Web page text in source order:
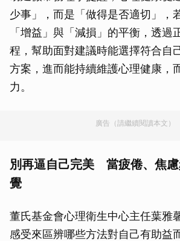
少事」，而是「做得是否適切」，
「增益」與「減損」的平衡，透過
程，幫助面對建議時能選擇符合自
方案，進而能持續維護心理健康，
力。
廣告（請繼續閱讀本文）
別再逼自己完美 當疲倦、焦
覺
董氏基金會心理衛生中心主任葉雅
感受來區辨哪些方法對自己有助益